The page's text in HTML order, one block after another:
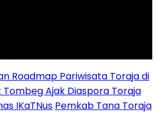
Roadmap Pariwisata Toraja di
Tombeg Ajak Diaspora Toraja
IKaTNus Pemkab Tana Toraja